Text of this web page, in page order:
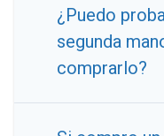
¿Puedo
segunda
comprarlo?